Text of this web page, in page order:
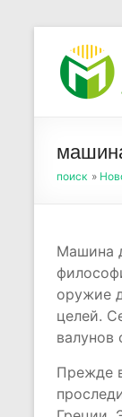
content
поиск »
Машина
оружие
целей.
валунов
Прежде